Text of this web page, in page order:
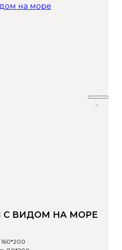
С ВИДОМ НА МОРЕ